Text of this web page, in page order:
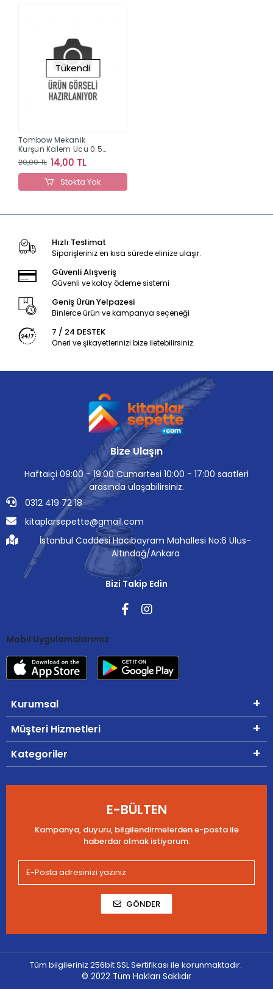
Tükendi
Tombow Mekanik
Kurşun Kalem Ucu 0.5
2B
20,00 TL 14,00 TL
Stokta Yok
Hızlı Teslimat
Siparişleriniz en kısa sürede elinize ulaşır.
Güvenli Alışveriş
Güvenli ve kolay ödeme sistemi
Geniş Ürün Yelpazesi
Binlerce ürün ve kampanya seçeneği
7 / 24 DESTEK
Öneri ve şikayetlerinizi bize iletebilirsiniz.
Bize Ulaşın
Haftaiçi 09:00 - 19:00 Cumartesi 10:00 - 17:00 saatleri
arasında ulaşabilirsiniz.
0312 419 72 18
kitaplarsepette@gmail.com
İstanbul Caddesi Hacıbayram Mahallesi No:6 Ulus-
Altındağ/Ankara
Bizi Takip Edin
Mobil Uygulamalarımız
Kurumsal
Müşteri Hizmetleri
Kategoriler
E-BÜLTEN
Kampanya, duyuru, bilgilendirmelerden e-posta ile
haberdar olmak istiyorum.
GÖNDER
Tüm bilgileriniz 256bit SSL Sertifikası ile korunmaktadır.
© 2022 Tüm Hakları Saklıdır